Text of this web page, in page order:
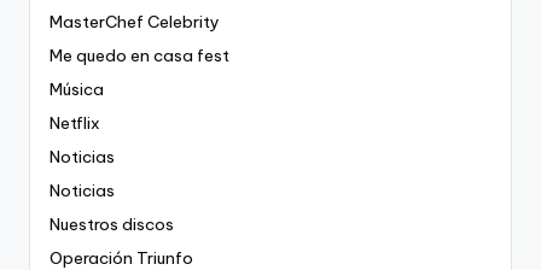
MasterChef Celebrity
Me quedo en casa fest
Música
Netflix
Noticias
Noticias
Nuestros discos
Operación Triunfo